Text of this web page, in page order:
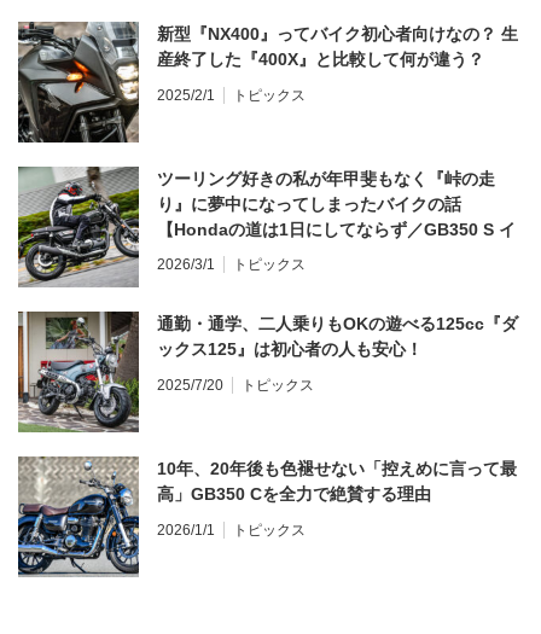
新型『NX400』ってバイク初心者向けなの？ 生
産終了した『400X』と比較して何が違う？
2025/2/1 トピックス
ツーリング好きの私が年甲斐もなく『峠の走
り』に夢中になってしまったバイクの話
【Hondaの道は1日にしてならず／GB350 S イ
ンプレ・レビュー 前編】
2026/3/1 トピックス
通勤・通学、二人乗りもOKの遊べる125cc『ダ
ックス125』は初心者の人も安心！
2025/7/20 トピックス
10年、20年後も色褪せない「控えめに言って最
高」GB350 Cを全力で絶賛する理由
2026/1/1 トピックス